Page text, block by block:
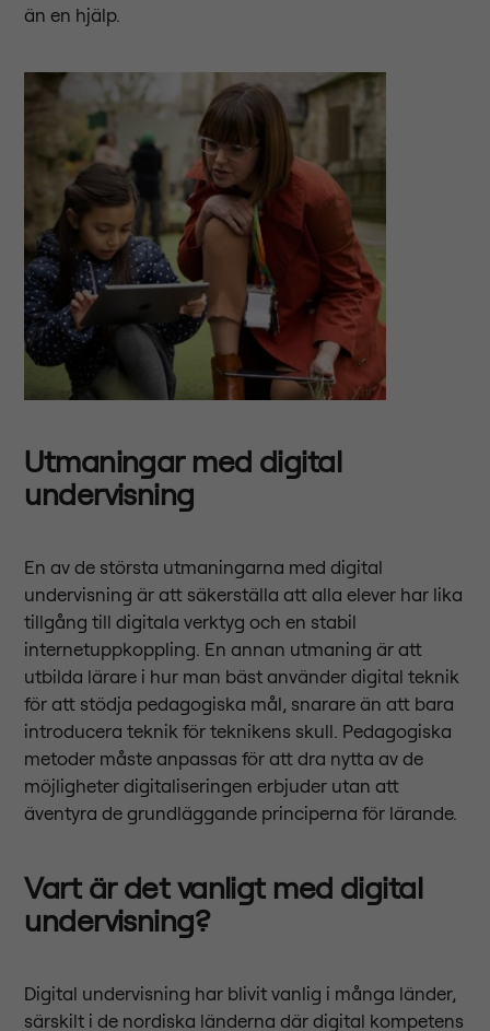
än en hjälp.
Utmaningar med digital
undervisning
En av de största utmaningarna med digital
undervisning är att säkerställa att alla elever har lika
tillgång till digitala verktyg och en stabil
internetuppkoppling. En annan utmaning är att
utbilda lärare i hur man bäst använder digital teknik
för att stödja pedagogiska mål, snarare än att bara
introducera teknik för teknikens skull. Pedagogiska
metoder måste anpassas för att dra nytta av de
möjligheter digitaliseringen erbjuder utan att
äventyra de grundläggande principerna för lärande.
Vart är det vanligt med digital
undervisning?
Digital undervisning har blivit vanlig i många länder,
särskilt i de nordiska länderna där digital kompetens